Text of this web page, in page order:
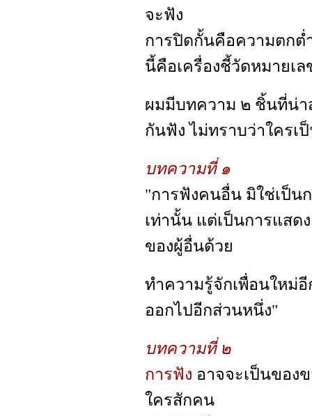
จะฟัง
การปิดกั้นคือความตกต่
นี้คือเครื่องชี้วัดหมายเ
ผมมีบทความ ๒ ชิ้นที่น่า
กันฟัง ไม่ทราบว่าใครเ
บทความที่ ๑
"การฟังคนอื่น มิใช่เป็น
เท่านั้น แต่เป็นการแสด
ของผู้อื่นด้วย
ทำความรู้จักเพื่อนใหม่
ออกไปอีกส่วนหนึ่ง"
บทความที่ ๒
การฟัง อาจจะเป็นของ
ใครสักคน